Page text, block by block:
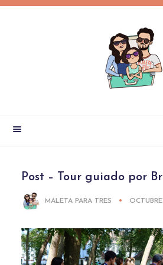
Post – Tour guiado por
MALETA PARA TRES